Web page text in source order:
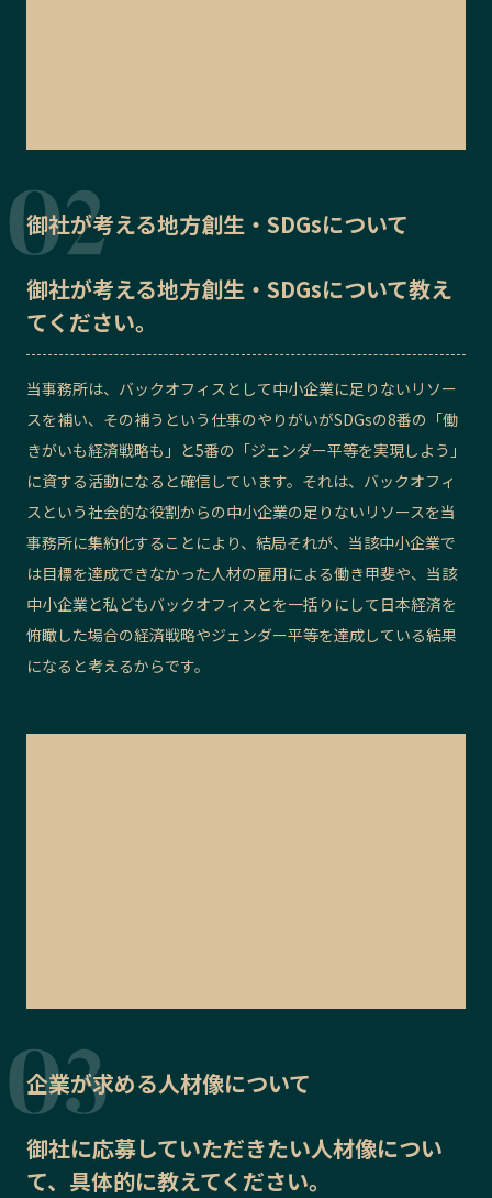
御社が考える地方創生・SDGsについて
御社が考える地方創生・SDGsについて教え
てください。
当事務所は、バックオフィスとして中小企業に足りないリソー
スを補い、その補うという仕事のやりがいがSDGsの8番の「働
きがいも経済戦略も」と5番の「ジェンダー平等を実現しよう」
に資する活動になると確信しています。それは、バックオフィ
スという社会的な役割からの中小企業の足りないリソースを当
事務所に集約化することにより、結局それが、当該中小企業で
は目標を達成できなかった人材の雇用による働き甲斐や、当該
中小企業と私どもバックオフィスとを一括りにして日本経済を
俯瞰した場合の経済戦略やジェンダー平等を達成している結果
になると考えるからです。
企業が求める人材像について
御社に応募していただきたい人材像につい
て、具体的に教えてください。